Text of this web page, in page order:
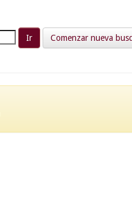
Comenzar nueva